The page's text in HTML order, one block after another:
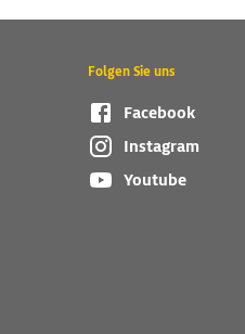
Folgen Sie uns
Facebook
Instagram
Youtube